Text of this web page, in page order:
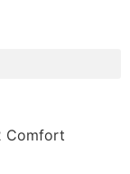
Comfort